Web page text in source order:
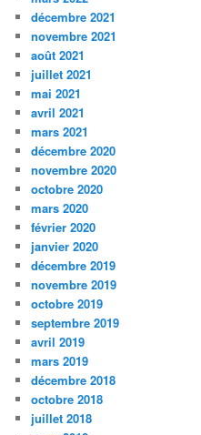
décembre 2021
novembre 2021
août 2021
juillet 2021
mai 2021
avril 2021
mars 2021
décembre 2020
novembre 2020
octobre 2020
mars 2020
février 2020
janvier 2020
décembre 2019
novembre 2019
octobre 2019
septembre 2019
avril 2019
mars 2019
décembre 2018
octobre 2018
juillet 2018